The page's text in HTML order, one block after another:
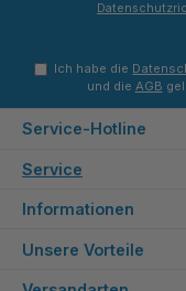
Ich habe die
und die AGB
Service-Hotline
Service
Informationen
Unsere Vorteile